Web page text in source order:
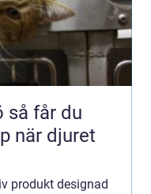
när djuret
produkt designad